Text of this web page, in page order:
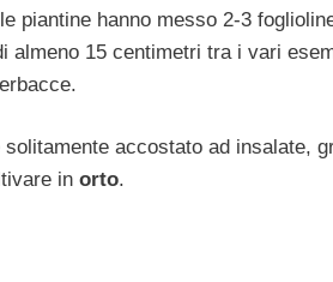
piantine hanno messo 2-3
almeno 15 centimetri tra i vari
accostato ad insalate,
in orto.